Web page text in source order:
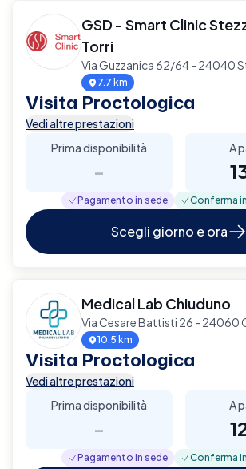
GSD - Smart Clinic
Torri
Via Guzzanica 62/64 - 24040
7.7 km
Visita Proctologica
Vedi altre prestazioni
Prima disponibilità
-
A
Pagamento in sede Conferma
Scegli giorno e ora
Medical Lab Chiuduno
Via Cesare Battisti 26 - 24060
10.5 km
Visita Proctologica
Vedi altre prestazioni
Prima disponibilità
-
A
Pagamento in sede Conferma